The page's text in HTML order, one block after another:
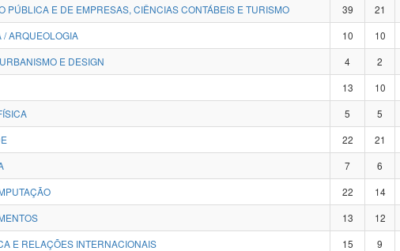
PÚBLICA E DE EMPRESAS, CIÊNCIAS CONTÁBEIS E TURISMO
39 21
/ ARQUEOLOGIA
10 10
E DESIGN
4 2
13 10
5 5
22 21
7 6
22 14
13 12
E RELAÇÕES INTERNACIONAIS
15 9